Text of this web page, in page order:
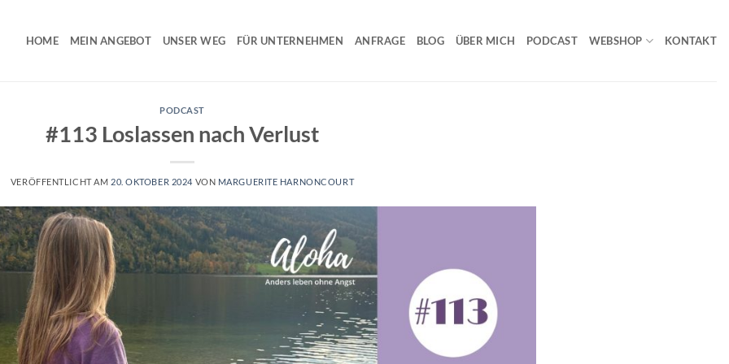
HOME MEIN ANGEBOT UNSER WEG FÜR UNTERNEHMEN ANFRAGE BLOG ÜBER MICH PODCAST WEBSHOP KONTAKT
PODCAST
#113 Loslassen nach Verlust
VERÖFFENTLICHT AM 20. OKTOBER 2024 VON MARGUERITE HARNONCOURT